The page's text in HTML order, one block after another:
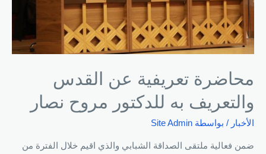
محاضرة تعريفية عن القدس
والتعريف به للدكتور مروح نصار
الأخبار / بواسطة Site Admin
ضمن فعالية ملتقى الصداقة الشبابي والذي اقيم خلال الفترة من